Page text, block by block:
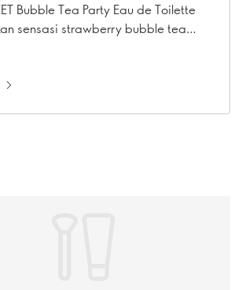
Bubble Tea Party Eau de Toilette
sensasi strawberry bubble tea